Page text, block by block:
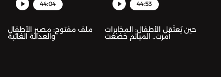
44:04
ملف مفتوح: مصير الأطفال
والعدالة الغائبة
44:53
حين يُعتَقل الأطفال: المخابرات
أمرَت.. المياتم خضعَت